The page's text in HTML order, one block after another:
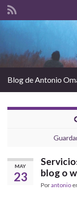
Blog de Antonio
MAY
23
blog o
Porantonio